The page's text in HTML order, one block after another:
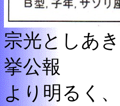
宗光としあ
挙公報
より明るく